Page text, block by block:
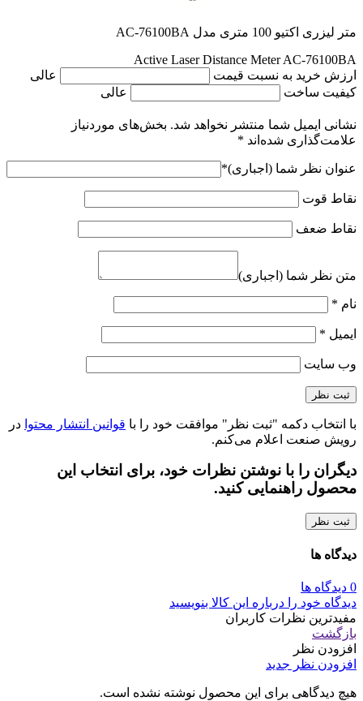
متر لیزری اکتیو 100 متری مدل AC-76100BA
Active Laser Distance Meter AC-76100BA
ارزش خرید به نسبت قیمت
عالی
کیفیت ساخت
عالی
نشانی ایمیل شما منتشر نخواهد شد. بخش‌های موردنیاز
علامت‌گذاری شده‌اند *
عنوان نظر شما (اجباری)*
نقاط قوت
نقاط ضعف
متن نظر شما (اجباری)
نام *
ایمیل *
وب‌ سایت
با انتخاب دکمه "ثبت نظر" موافقت خود را با قوانین انتشار محتوا در
رویش صنعت اعلام می‌کنم.
دیگران را با نوشتن نظرات خود، برای انتخاب این
محصول راهنمایی کنید.
ثبت نظر
دیدگاه ها
0 دیدگاه ها
دیدگاه خود را درباره این کالا بنویسید
مفیدترین نظرات کاربران
بازگشت
افزودن نظر
افزودن نظر جدید
هیچ دیدگاهی برای این محصول نوشته نشده است.